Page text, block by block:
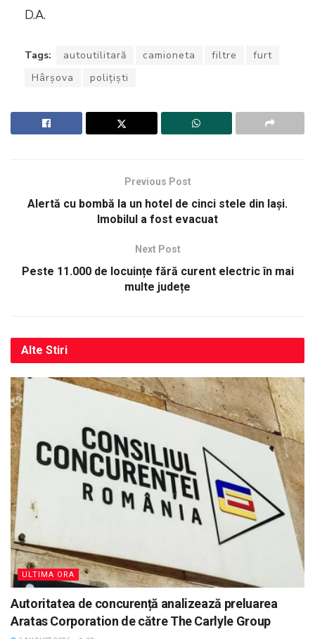
D.A.
Tags: autoutilitară camioneta filtre
furt
Hârșova
polițiști
Previous Post
Alertă cu bombă la un hotel de cinci stele din Iaşi.
Imobilul a fost evacuat
Next Post
Peste 11.000 de locuințe fără curent electric în mai
multe județe
Alte Stiri
ULTIMA ORA
Autoritatea de concurență analizează preluarea
Aratas Corporation de către The Carlyle Group